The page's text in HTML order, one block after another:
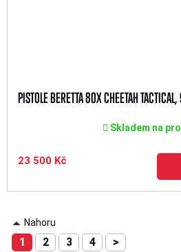
PISTOLE BERETTA 80X CHEETAH
Skladem na
23 500 Kč
Nahoru
1 2 3 4 >